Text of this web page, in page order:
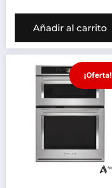
Añadir al carrito
¡Oferta!